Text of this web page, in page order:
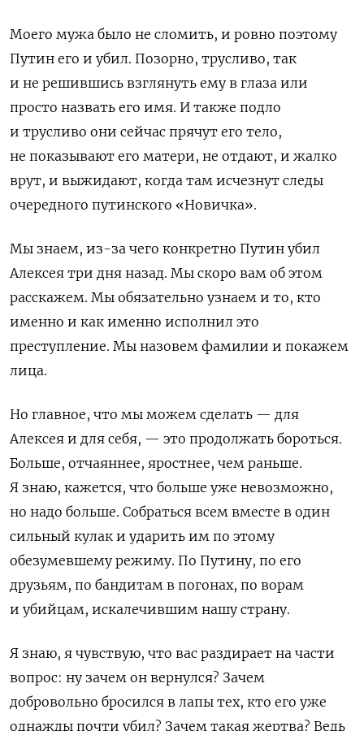
Моего мужа было не сломить, и ровно поэтому
Путин его и убил. Позорно, трусливо, так
и не решившись взглянуть ему в глаза или
просто назвать его имя. И также подло
и трусливо они сейчас прячут его тело,
не показывают его матери, не отдают, и жалко
врут, и выжидают, когда там исчезнут следы
очередного путинского «Новичка».
Мы знаем, из-за чего конкретно Путин убил
Алексея три дня назад. Мы скоро вам об этом
расскажем. Мы обязательно узнаем и то, кто
именно и как именно исполнил это
преступление. Мы назовем фамилии и покажем
лица.
Но главное, что мы можем сделать — для
Алексея и для себя, — это продолжать бороться.
Больше, отчаяннее, яростнее, чем раньше.
Я знаю, кажется, что больше уже невозможно,
но надо больше. Собраться всем вместе в один
сильный кулак и ударить им по этому
обезумевшему режиму. По Путину, по его
друзьям, по бандитам в погонах, по ворам
и убийцам, искалечившим нашу страну.
Я знаю, я чувствую, что вас раздирает на части
вопрос: ну зачем он вернулся? Зачем
добровольно бросился в лапы тех, кто его уже
однажды почти убил? Зачем такая жертва? Ведь